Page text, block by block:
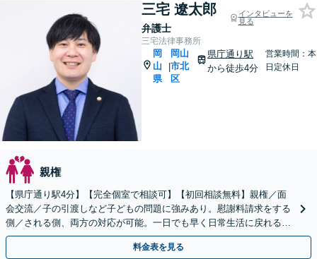
三宅 遼太郎
弁護士
インタビューを
見る
三宅法律事務所
岡
山
県
|
岡山
市北
区
県庁通り駅
から徒歩4分
営業時間：本
日定休日
親権
【県庁通り駅4分】【完全個室で相談可】【初回相談無料】親権／面
会交流／子の引渡しなど子どもの問題に強みあり。慰謝料請求をする
側／される側、両方の対応が可能。一日でも早く日常生活に戻れるよ
う、親身になってサポートします。【夜間・休日相談可能】
料金表を見る